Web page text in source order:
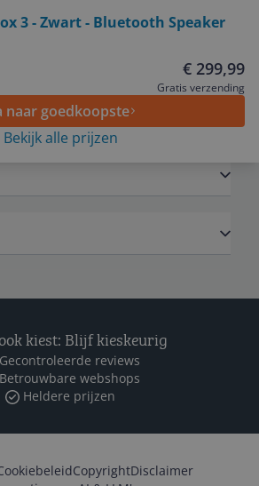
3 - Zwart - Bluetooth Speaker
€ 299,99
Gratis verzending
naar goedkoopste
Bekijk alle prijzen
kiest: Blijf kieskeurig
reviews
webshops
Heldere prijzen
CopyrightDisclaimer